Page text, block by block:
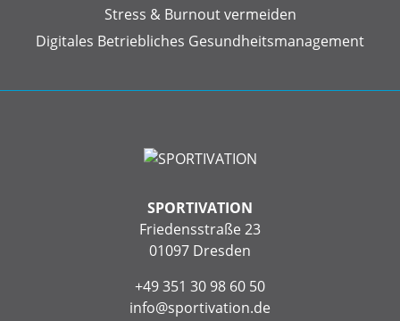
Stress & Burnout vermeiden
Digitales Betriebliches Gesundheitsmanagement
SPORTIVATION
Friedensstraße 23
01097 Dresden
+49 351 30 98 60 50
info@sportivation.de